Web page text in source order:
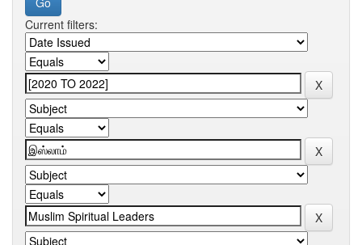
Current filters: